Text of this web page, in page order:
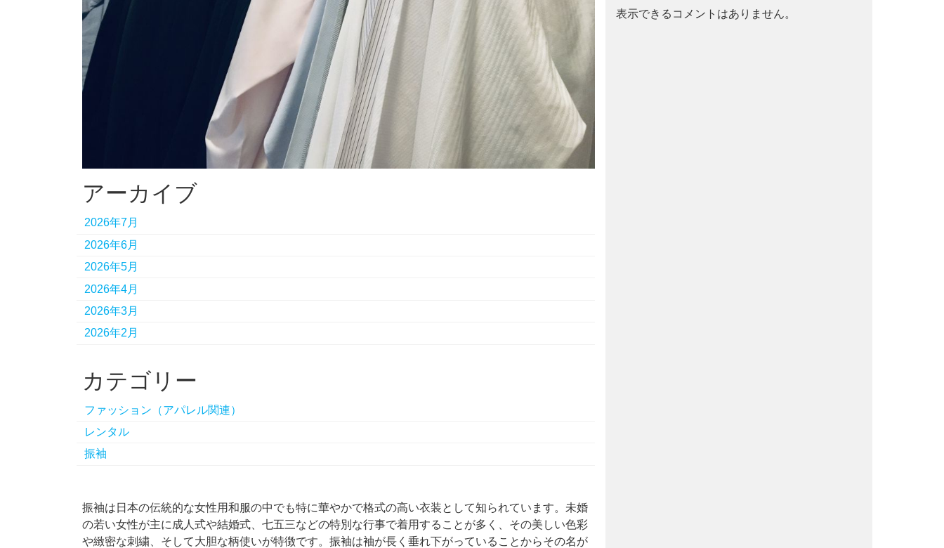
アーカイブ
2026年7月
2026年6月
2026年5月
2026年4月
2026年3月
2026年2月
カテゴリー
ファッション（アパレル関連）
レンタル
振袖
振袖は日本の伝統的な女性用和服の中でも特に華やかで格式の高い衣装として知られています。 未婚
の若い女性が主に成人式や結婚式、七五三などの特別な行事で着用することが多く、その美しい色彩
や緻密な刺繍、そして大胆な柄使いが特徴です。振袖は袖が長く垂れ下がっていることからその名が
表示できるコメントはありません。